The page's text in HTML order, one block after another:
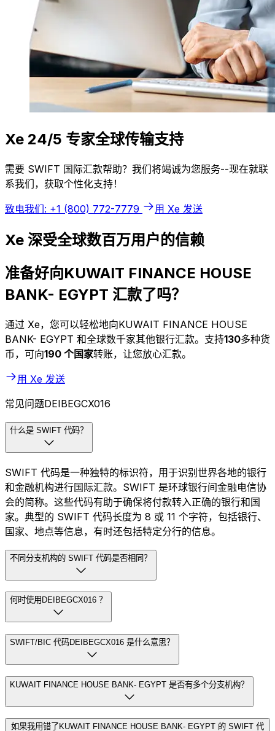
Xe 24/5 专家全球传输支持
需要 SWIFT 国际汇款帮助？我们将竭诚为您服务--现在就联
系我们，获取个性化支持！
致电我们: +1 (800) 772-7779 用 Xe 发送
Xe 深受全球数百万用户的信赖
准备好向KUWAIT FINANCE HOUSE
BANK- EGYPT 汇款了吗？
通过 Xe，您可以轻松地向KUWAIT FINANCE HOUSE
BANK- EGYPT 和全球数千家其他银行汇款。支持130多种货
币，可向190 个国家转账，让您放心汇款。
用 Xe 发送
常见问题DEIBEGCX016
什么是 SWIFT 代码？
SWIFT 代码是一种独特的标识符，用于识别世界各地的银行
和金融机构进行国际汇款。SWIFT 是环球银行间金融电信协
会的简称。这些代码有助于确保将付款转入正确的银行和国
家。典型的 SWIFT 代码长度为 8 或 11 个字符，包括银行、
国家、地点等信息，有时还包括特定分行的信息。
不同分支机构的 SWIFT 代码是否相同？
何时使用DEIBEGCX016 ？
SWIFT/BIC 代码DEIBEGCX016 是什么意思？
KUWAIT FINANCE HOUSE BANK- EGYPT 是否有多个分支机构？
如果我用错了KUWAIT FINANCE HOUSE BANK- EGYPT 的 SWIFT 代